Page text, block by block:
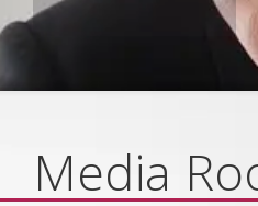
Media